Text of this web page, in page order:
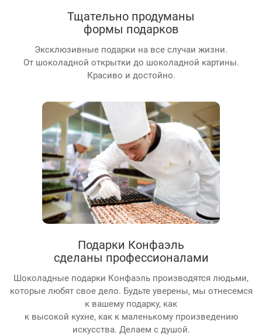
Тщательно продуманы
формы подарков
Эксклюзивные подарки на все случаи жизни.
От шоколадной открытки до шоколадной картины.
Красиво и достойно.
Подарки Конфаэль
сделаны профессионалами
Шоколадные подарки Конфаэль производятся людьми,
которые любят свое дело. Будьте уверены, мы отнесемся
к вашему подарку, как
к высокой кухне, как к маленькому произведению
искусства. Делаем с душой.